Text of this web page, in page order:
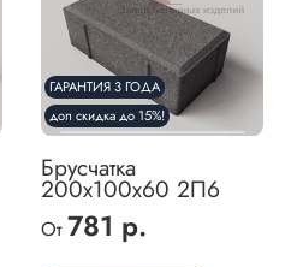
ГАРАНТИЯ 3 ГОДА
доп скидка до 15%!
Брусчатка
200х100х60 2П6
От 781 р.